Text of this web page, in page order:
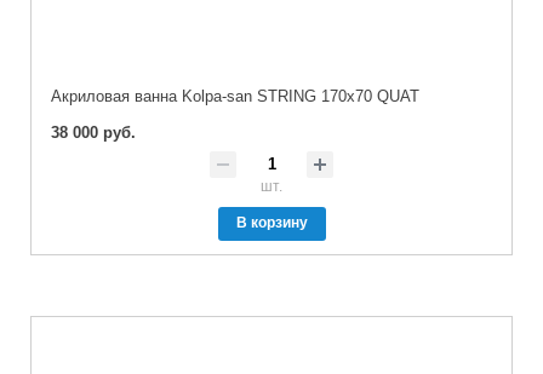
Акриловая ванна Kolpa-san STRING 170x70 QUAT
38 000 руб.
шт.
В корзину